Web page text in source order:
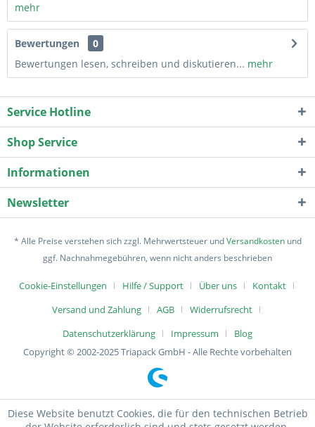
mehr
Bewertungen
0
Bewertungen lesen, schreiben und diskutieren... mehr
Service Hotline
Shop Service
Informationen
Newsletter
* Alle Preise verstehen sich zzgl. Mehrwertsteuer undVersandkostenund
ggf. Nachnahmegebühren, wenn nicht anders beschrieben
Cookie-Einstellungen Hilfe / Support Über uns
Kontakt
Versand und Zahlung
AGB
Widerrufsrecht
Datenschutzerklärung
Impressum
Blog
Copyright © 2002-2025 Triapack GmbH - Alle Rechte vorbehalten
Diese Website benutzt Cookies, die für den technischen Betrieb